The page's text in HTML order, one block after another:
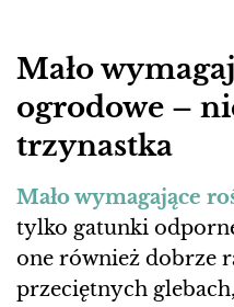
Mało
ogrodowe –
trzynastka
Mało wymagające
tylko gatunki
one również dobrze
przeciętnych